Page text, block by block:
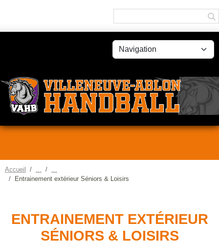
Accueil
Entrainement extérieur Séniors & Loisirs
ENTRAINEMENT EXTÉRIEUR
SÉNIORS & LOISIRS